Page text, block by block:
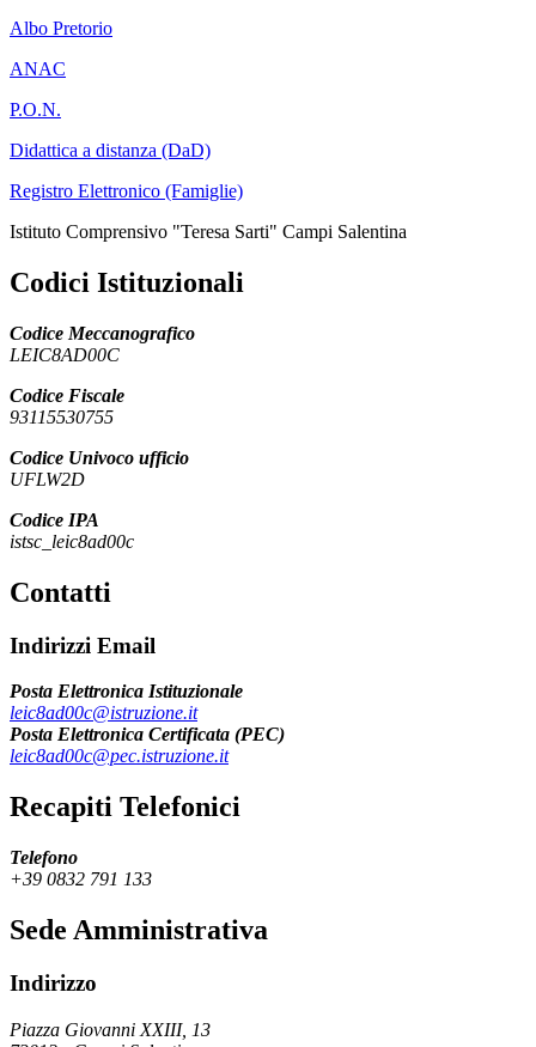
Albo Pretorio
ANAC
P.O.N.
Didattica a distanza (DaD)
Registro Elettronico (Famiglie)
Istituto Comprensivo "Teresa Sarti" Campi Salentina
Codici Istituzionali
Codice Meccanografico
LEIC8AD00C
Codice Fiscale
93115530755
Codice Univoco ufficio
UFLW2D
Codice IPA
istsc_leic8ad00c
Contatti
Indirizzi Email
Posta Elettronica Istituzionale
leic8ad00c@istruzione.it
Posta Elettronica Certificata (PEC)
leic8ad00c@pec.istruzione.it
Recapiti Telefonici
Telefono
+39 0832 791 133
Sede Amministrativa
Indirizzo
Piazza Giovanni XXIII, 13